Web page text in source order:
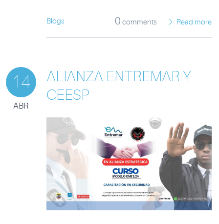
Blogs 0 comments Read more
14
ABR
ALIANZA ENTREMAR Y
CEESP